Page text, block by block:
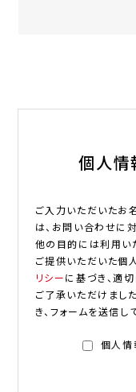
個人情
ご入力いただいたお
は、お問い合わせに
他の目的には利用い
ご提供いただいた個
リシーに基づき、適
ご了承いただけまし
き、フォームを送信し
個人情